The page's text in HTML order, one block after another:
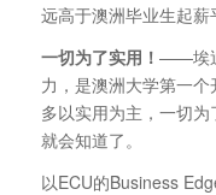
远高于澳洲毕业生起薪
一切为了实用！ ——埃
力，是澳洲大学第一
多以实用为主，一切
就会知道了。
以ECU的Business